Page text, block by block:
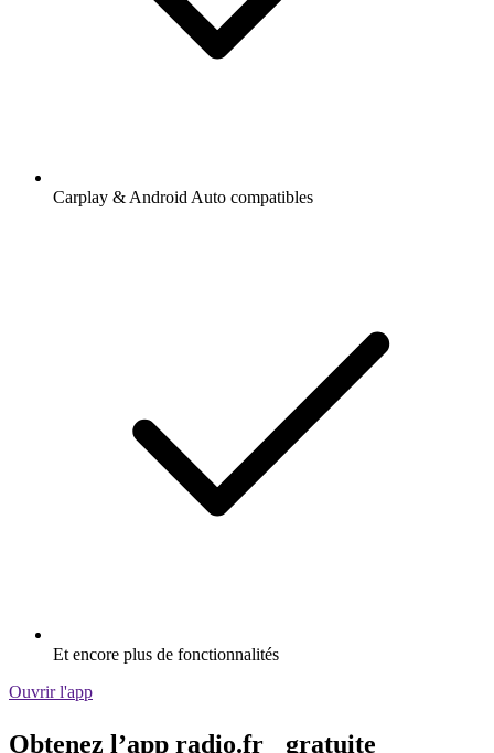
Carplay & Android Auto compatibles
Et encore plus de fonctionnalités
Ouvrir l'app
Obtenez l’app radio.fr gratuite